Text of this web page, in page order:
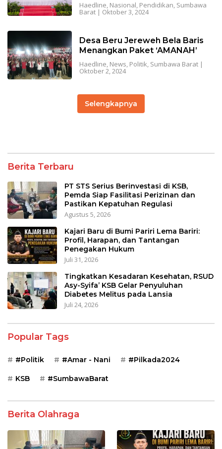
Haedline, Nasional, Pendidikan, Sumbawa
Barat| Oktober 3, 2024
Desa Beru Jereweh Bela Baris
Menangkan Paket ‘AMANAH’
Haedline, News, Politik, Sumbawa Barat|
Oktober 2, 2024
Selengkapnya
Berita Terbaru
PT STS Serius Berinvestasi di KSB,
Pemda Siap Fasilitasi Perizinan dan
Pastikan Kepatuhan Regulasi
Agustus 5, 2026
Kajari Baru di Bumi Pariri Lema Bariri:
Profil, Harapan, dan Tantangan
Penegakan Hukum
Juli 31, 2026
Tingkatkan Kesadaran Kesehatan, RSUD
Asy-Syifa’ KSB Gelar Penyuluhan
Diabetes Melitus pada Lansia
Juli 24, 2026
Popular Tags
#Politik #Amar - Nani #Pilkada2024
KSB #SumbawaBarat
Berita Olahraga